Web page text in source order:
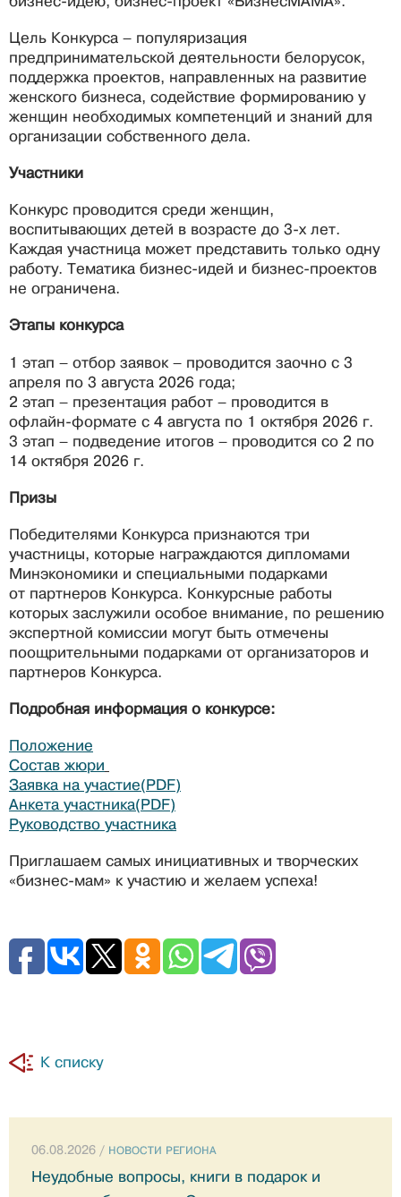
Цель Конкурса – популяризация
предпринимательской деятельности белорусок,
поддержка проектов, направленных на развитие
женского бизнеса, содействие формированию у
женщин необходимых компетенций и знаний для
организации собственного дела.
Участники
Конкурс проводится среди женщин,
воспитывающих детей в возрасте до 3-х лет.
Каждая участница может представить только одну
работу. Тематика бизнес-идей и бизнес-проектов
не ограничена.
Этапы конкурса
1 этап – отбор заявок – проводится заочно с 3
апреля по 3 августа 2026 года;
2 этап – презентация работ – проводится в
офлайн-формате с 4 августа по 1 октября 2026 г.
3 этап – подведение итогов – проводится со 2 по
14 октября 2026 г.
Призы
Победителями Конкурса признаются три
участницы, которые награждаются дипломами
Минэкономики и специальными подарками
от партнеров Конкурса. Конкурсные работы
которых заслужили особое внимание, по решению
экспертной комиссии могут быть отмечены
поощрительными подарками от организаторов и
партнеров Конкурса.
Подробная информация о конкурсе:
Положение
Состав жюри
Заявка на участие(PDF)
Анкета участника(PDF)
Руководство участника
Приглашаем самых инициативных и творческих
«бизнес-мам» к участию и желаем успеха!
К списку
06.08.2026 / НОВОСТИ РЕГИОНА
Неудобные вопросы, книги в подарок и